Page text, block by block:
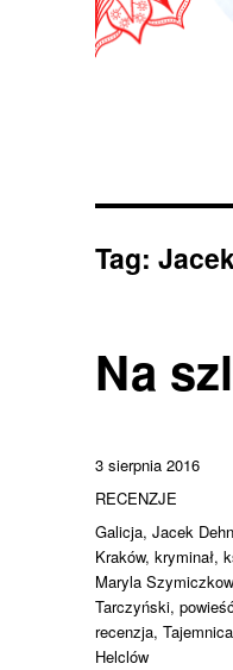
Tag:
Na
Data
publikacji
3 sierpnia 2016
Kategorie
RECENZJE
Tagi
Galicja,Jacek
Kraków,kryminał,
Maryla
Tarczyński,powieść
recenzja,
Helclów